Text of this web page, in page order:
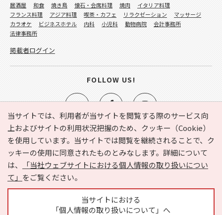
当サイトでは、利用者が当サイトを閲覧する際のサービス向
上およびサイトの利用状況把握のため、クッキー（Cookie）
を使用しています。当サイトでは閲覧を継続されることで、ク
ッキーの使用に同意されたものとみなします。詳細について
は、
「当社ウェブサイトにおける個人情報の取り扱いについ
て」 をご覧ください。
当サイトにおける
「個人情報の取り扱いについて」へ
e-NAVITA（イーナビタ）とは？ お気に入り
ヘルプ
利用規約
個人情報の取り扱いについて
運営会社
サイトマップ
広告掲載に関するお問い合わせ
居酒屋 和食 焼き鳥 懐石・会席料理 焼肉
イタリア料理
フランス料理
アジア料理 喫茶・カフェ リラクゼーション
マッサージ
カラオケ
ビジネスホテル 内科 小児科 動物病院
会計事務所
法律事務所
掲載者ログイン
FOLLOW US!